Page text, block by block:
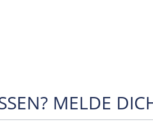
MELDE